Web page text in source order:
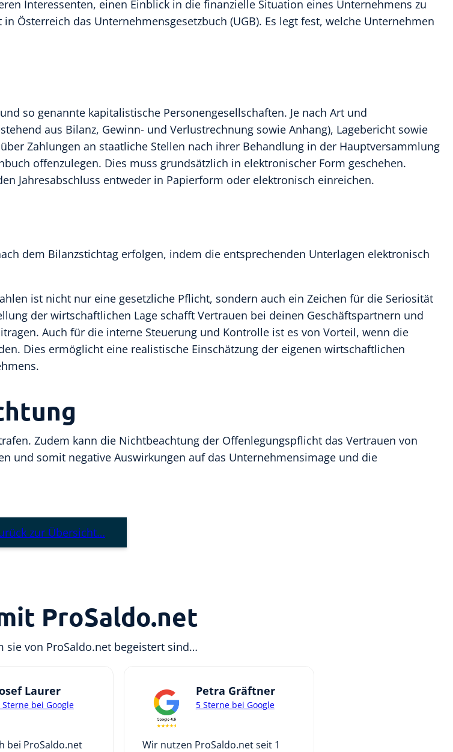
Interessenten, einen Einblick in die finanzielle Situation eines Unternehmens zu
Österreich das Unternehmensgesetzbuch (UGB). Es legt fest, welche Unternehmen
so genannte kapitalistische Personengesellschaften. Je nach Art und
aus Bilanz, Gewinn- und Verlustrechnung sowie Anhang), Lagebericht sowie
Zahlungen an staatliche Stellen nach ihrer Behandlung in der Hauptversammlung
offenzulegen. Dies muss grundsätzlich in elektronischer Form geschehen.
Jahresabschluss entweder in Papierform oder elektronisch einreichen.
dem Bilanzstichtag erfolgen, indem die entsprechenden Unterlagen elektronisch
ist nicht nur eine gesetzliche Pflicht, sondern auch ein Zeichen für die Seriosität
der wirtschaftlichen Lage schafft Vertrauen bei deinen Geschäftspartnern und
Auch für die interne Steuerung und Kontrolle ist es von Vorteil, wenn die
Dies ermöglicht eine realistische Einschätzung der eigenen wirtschaftlichen
Zudem kann die Nichtbeachtung der Offenlegungspflicht das Vertrauen von
und somit negative Auswirkungen auf das Unternehmensimage und die
zur Übersicht…
ProSaldo.net
sie von ProSaldo.net begeistert sind…
Laurer
Sterne bei Google
bei ProSaldo.net
Petra Gräftner
5 Sterne bei Google
Wir nutzen ProSaldo.net seit 1